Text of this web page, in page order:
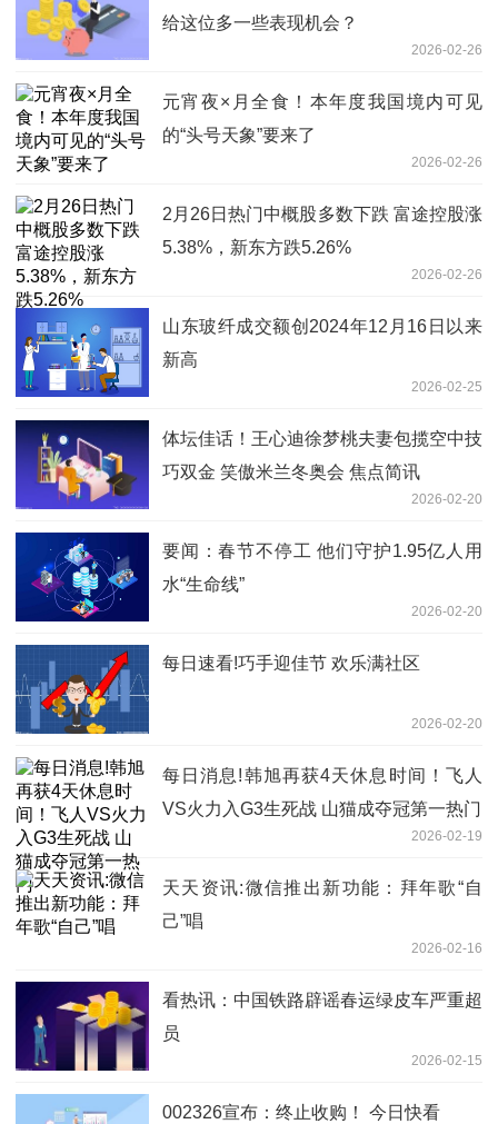
给这位多一些表现机会？
2026-02-26
元宵夜×月全食！本年度我国境内可见
的“头号天象”要来了
2026-02-26
2月26日热门中概股多数下跌 富途控股涨
5.38%，新东方跌5.26%
2026-02-26
山东玻纤成交额创2024年12月16日以来
新高
2026-02-25
体坛佳话！王心迪徐梦桃夫妻包揽空中技
巧双金 笑傲米兰冬奥会 焦点简讯
2026-02-20
要闻：春节不停工 他们守护1.95亿人用
水“生命线”
2026-02-20
每日速看!巧手迎佳节 欢乐满社区
2026-02-20
每日消息!韩旭再获4天休息时间！飞人
VS火力入G3生死战 山猫成夺冠第一热门
2026-02-19
天天资讯:微信推出新功能：拜年歌“自
己”唱
2026-02-16
看热讯：中国铁路辟谣春运绿皮车严重超
员
2026-02-15
002326宣布：终止收购！ 今日快看